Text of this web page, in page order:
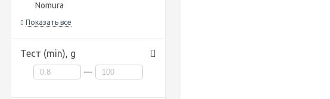
Nomura
Показать все
Тест (min), g
—